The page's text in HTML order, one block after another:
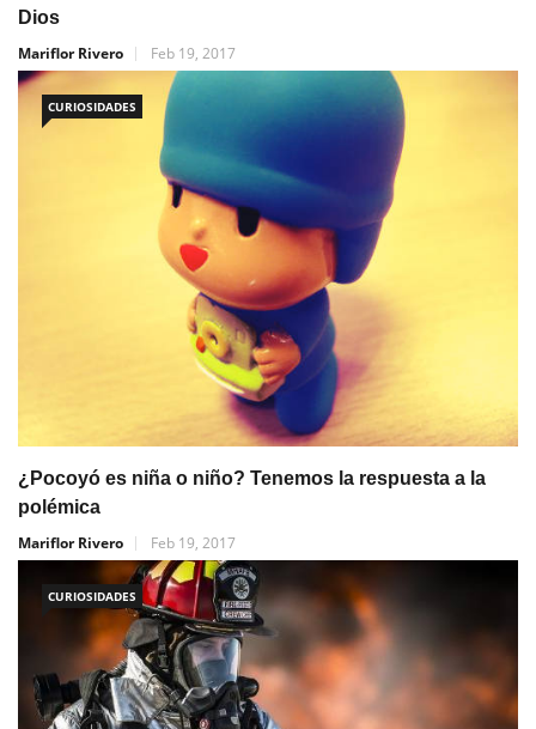
Dios
Mariflor Rivero
Feb 19, 2017
CURIOSIDADES
¿Pocoyó es niña o niño? Tenemos la respuesta a la
polémica
Mariflor Rivero
Feb 19, 2017
CURIOSIDADES